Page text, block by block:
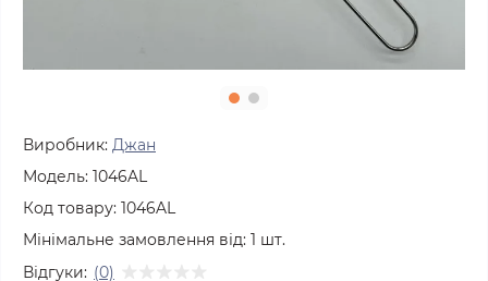
Виробник: Джан
Модель: 1046AL
Код товару: 1046AL
Мінімальне замовлення від: 1 шт.
Відгуки: (0)